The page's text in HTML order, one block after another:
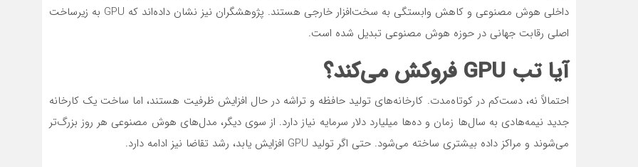
داخلی هوش مصنوعی و کاهش وابستگی به سخت‌افزار خارجی هستند. پژوهشگران نیز نشان داده‌اند که GPU به زیرساخت
اصلی رقابت جهانی در حوزه هوش مصنوعی تبدیل شده است.
آیا تب GPU فروکش می‌کند؟
احتمالاً نه، دست‌کم در کوتاه‌مدت. کارخانه‌های تولید حافظه و تراشه در حال افزایش ظرفیت هستند، اما ساخت یک کارخانه
جدید نیمه‌هادی به سال‌ها زمان و ده‌ها میلیارد دلار سرمایه نیاز دارد. از سوی دیگر، مدل‌های هوش مصنوعی هر روز بزرگ‌تر
می‌شوند و مراکز داده بیشتری ساخته می‌شود. حتی اگر تولید GPU افزایش یابد، رشد تقاضا نیز ادامه دارد.